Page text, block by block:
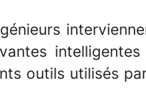
outils utilisés